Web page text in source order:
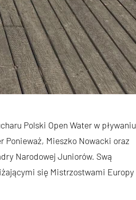
Polski Open Water w pływaniu
Ponieważ, Mieszko Nowacki oraz
Narodowej Juniorów. Swą
się Mistrzostwami Europy